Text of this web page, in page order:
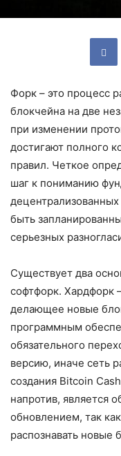
Форк – это процесс
блокчейна на две
при изменении
достигают полного
правил. Четкое
шаг к пониманию
быть
серьезных
Существует два
софтфорк. Хардфорк
делающее новые
программным
обязательного
версию, иначе сеть
создания Bitcoin
напротив, является
обновлением, так
распознавать новые